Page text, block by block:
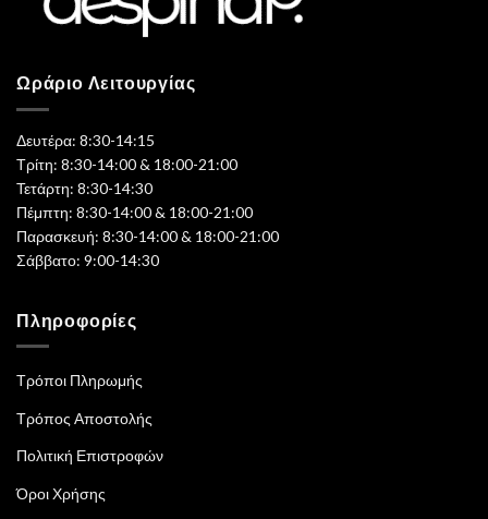
Ωράριο Λειτουργίας
Δευτέρα: 8:30-14:15
Τρίτη: 8:30-14:00 & 18:00-21:00
Τετάρτη: 8:30-14:30
Πέμπτη: 8:30-14:00 & 18:00-21:00
Παρασκευή: 8:30-14:00 & 18:00-21:00
Σάββατο: 9:00-14:30
Πληροφορίες
Τρόποι Πληρωμής
Τρόπος Αποστολής
Πολιτική Επιστροφών
Όροι Χρήσης